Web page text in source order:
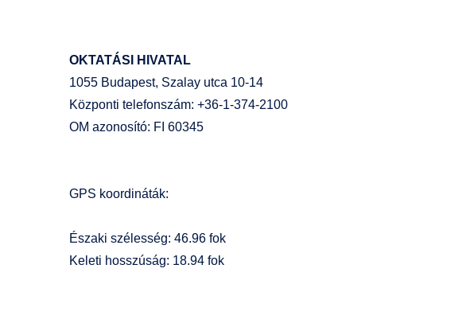
OKTATÁSI HIVATAL
1055 Budapest, Szalay utca 10-14
Központi telefonszám: +36-1-374-2100
OM azonosító: FI 60345
GPS koordináták:
Északi szélesség: 46.96 fok
Keleti hosszúság: 18.94 fok